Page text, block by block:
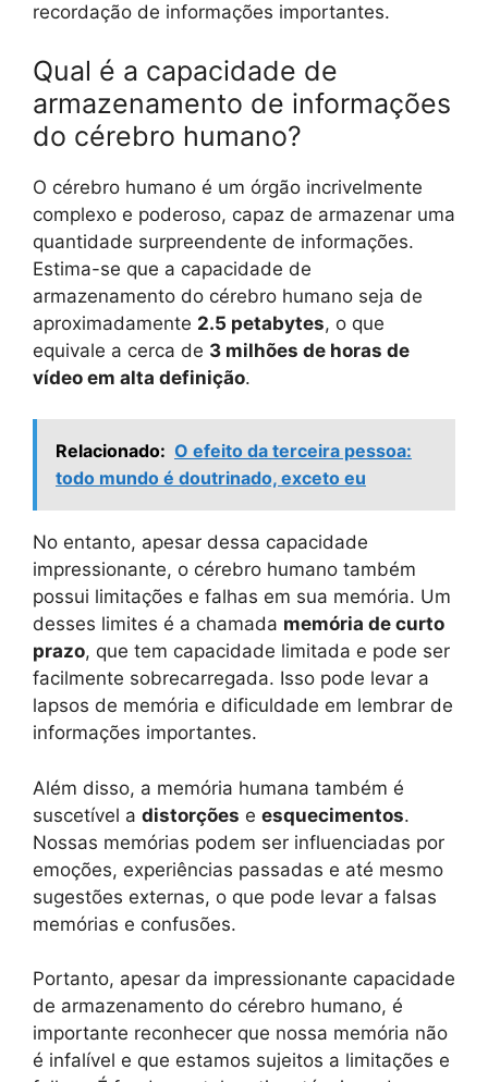
recordação de informações importantes.
Qual é a capacidade de
armazenamento de informações
do cérebro humano?
O cérebro humano é um órgão incrivelmente
complexo e poderoso, capaz de armazenar uma
quantidade surpreendente de informações.
Estima-se que a capacidade de
armazenamento do cérebro humano seja de
aproximadamente 2.5 petabytes, o que
equivale a cerca de 3 milhões de horas de
vídeo em alta definição.
Relacionado: O efeito da terceira pessoa:
todo mundo é doutrinado, exceto eu
No entanto, apesar dessa capacidade
impressionante, o cérebro humano também
possui limitações e falhas em sua memória. Um
desses limites é a chamada memória de curto
prazo, que tem capacidade limitada e pode ser
facilmente sobrecarregada. Isso pode levar a
lapsos de memória e dificuldade em lembrar de
informações importantes.
Além disso, a memória humana também é
suscetível a distorções e esquecimentos.
Nossas memórias podem ser influenciadas por
emoções, experiências passadas e até mesmo
sugestões externas, o que pode levar a falsas
memórias e confusões.
Portanto, apesar da impressionante capacidade
de armazenamento do cérebro humano, é
importante reconhecer que nossa memória não
é infalível e que estamos sujeitos a limitações e